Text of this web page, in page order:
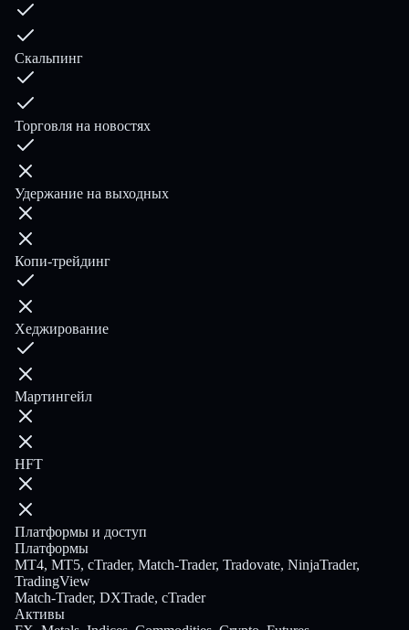
Скальпинг
Торговля на новостях
Удержание на выходных
Копи-трейдинг
Хеджирование
Мартингейл
HFT
Платформы и доступ
Платформы
MT4, MT5, cTrader, Match-Trader, Tradovate, NinjaTrader,
TradingView
Match-Trader, DXTrade, cTrader
Активы